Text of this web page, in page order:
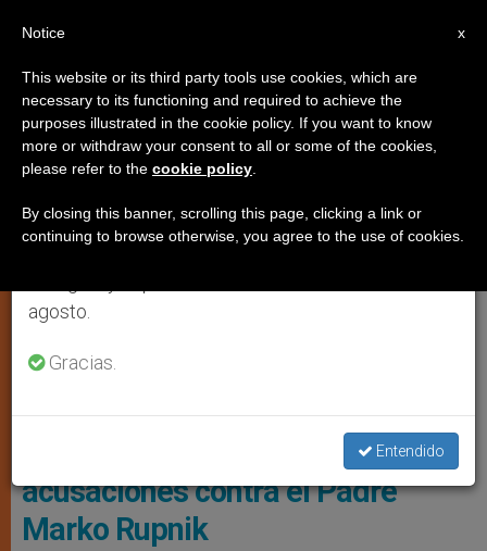
IGLESIA LOCAL,PROTECCIÓN PERSONAS VULNERABLES
Cronología de las
acusaciones contra el Padre
Marko Rupnik
×
Aviso importante
Del 27 de julio al 7 de agosto haremos la pausa
anual, aprovechando que en el periodo de verano
se generan menos informaciones y también el
agosto.
Gracias.
Entendido
x
Notice
This website or its third party tools use cookies, which are
necessary to its functioning and required to achieve the
purposes illustrated in the cookie policy. If you want to know
more or withdraw your consent to all or some of the cookies,
please refer to the cookie policy
By closing this banner, scrolling this page, clicking a link or
continuing to browse otherwise, you agree to the use of cookies.